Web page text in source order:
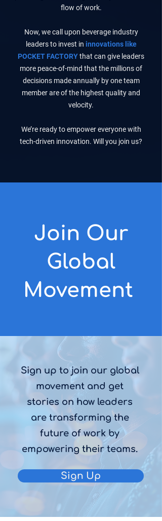
flow of work.
Now, we call upon beverage industry
leaders to invest in innovations like
POCKET FACTORYthat can give leaders
more peace-of-mind that the millions of
decisions made annually by one team
member are of the highest quality and
velocity.
We’re ready to empower everyone with
tech-driven innovation. Will you join us?
Join Our
Global
Movement
Sign up to join our global
movement and get
stories on how leaders
are transforming the
future of work by
empowering their teams.
Sign Up